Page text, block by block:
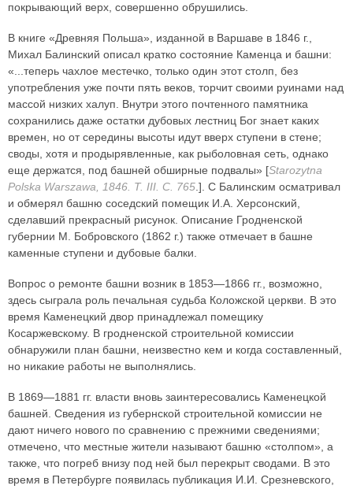
покрывающий верх, совершенно обрушились.
В книге «Древняя Польша», изданной в Варшаве в 1846 г.,
Михал Балинский описал кратко состояние Каменца и башни:
«...теперь чахлое местечко, только один этот столп, без
употребления уже почти пять веков, торчит своими руинами над
массой низких халуп. Внутри этого почтенного памятника
сохранились даже остатки дубовых лестниц Бог знает каких
времен, но от середины высоты идут вверх ступени в стене;
своды, хотя и продырявленные, как рыболовная сеть, однако
еще держатся, под башней обширные подвалы» [Starozytna
Polska Warszawa, 1846. T. III. C. 765 .]. С Балинским осматривал
и обмерял башню соседский помещик И.А. Херсонский,
сделавший прекрасный рисунок. Описание Гродненской
губернии М. Бобровского (1862 г.) также отмечает в башне
каменные ступени и дубовые балки.
Вопрос о ремонте башни возник в 1853—1866 гг., возможно,
здесь сыграла роль печальная судьба Коложской церкви. В это
время Каменецкий двор принадлежал помещику
Косаржевскому. В гродненской строительной комиссии
обнаружили план башни, неизвестно кем и когда составленный,
но никакие работы не выполнялись.
В 1869—1881 гг. власти вновь заинтересовались Каменецкой
башней. Сведения из губернской строительной комиссии не
дают ничего нового по сравнению с прежними сведениями;
отмечено, что местные жители называют башню «столпом», а
также, что погреб внизу под ней был перекрыт сводами. В это
время в Петербурге появилась публикация И.И. Срезневского,